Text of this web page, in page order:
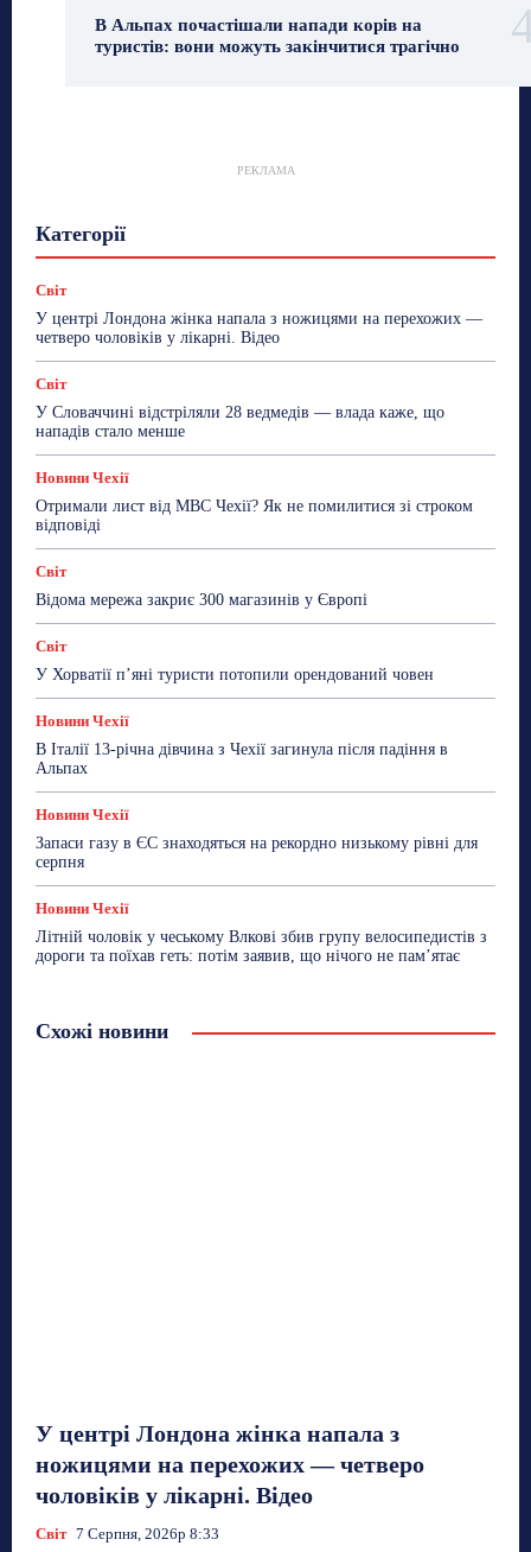
В Альпах почастішали напади корів на
туристів: вони можуть закінчитися трагічно
РЕКЛАМА
Категорії
Робота
ТехноМанія
Топ-новини Фоторепортаж
Світ
У центрі Лондона жінка напала з ножицями на перехожих —
четверо чоловіків у лікарні. Відео
Світ
У Словаччині відстріляли 28 ведмедів — влада каже, що
нападів стало менше
Новини Чехії
Отримали лист від МВС Чехії? Як не помилитися зі строком
відповіді
Світ
Відома мережа закриє 300 магазинів у Європі
Світ
У Хорватії пʼяні туристи потопили орендований човен
Новини Чехії
В Італії 13-річна дівчина з Чехії загинула після падіння в
Альпах
Новини Чехії
Запаси газу в ЄС знаходяться на рекордно низькому рівні для
серпня
Новини Чехії
Літній чоловік у чеському Влкові збив групу велосипедистів з
дороги та поїхав геть: потім заявив, що нічого не пам’ятає
Схожі новини
У центрі Лондона жінка напала з
ножицями на перехожих — четверо
чоловіків у лікарні. Відео
Світ 7 Серпня, 2026р 8:33